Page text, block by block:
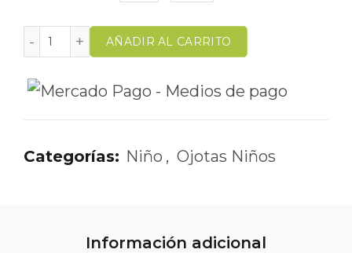
AÑADIR AL CARRITO
Categorías: Niño , Ojotas Niños
Información adicional